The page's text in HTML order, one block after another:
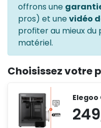
offrons une
pros) et unevidéo
profiter au mieux
matériel.
Choisissez votre